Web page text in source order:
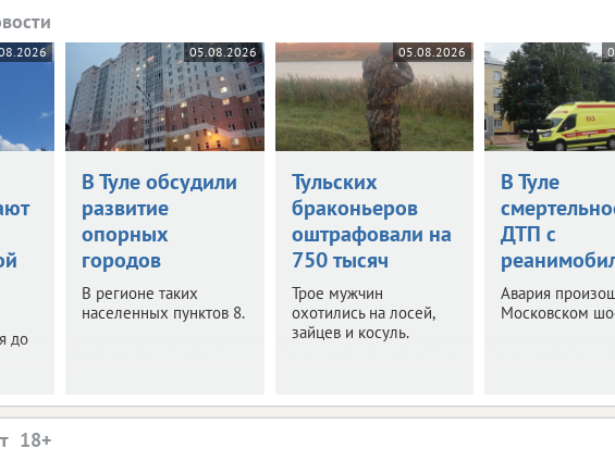
до
05.08.2026
В Туле обсудили
развитие
опорных
городов
В регионе таких
населенных пунктов 8.
05.08.2026
Тульских
браконьеров
оштрафовали на
750 тысяч
Трое мужчин
охотились на лосей,
зайцев и косуль.
В Туле
ДТП с
Авария
Московском